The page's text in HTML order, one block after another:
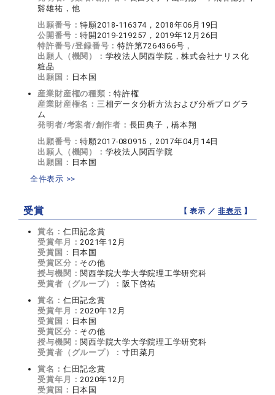
谿雄祐，他
出願番号：特願2018-116374，2018年06月19日
公開番号：特開2019-219257，2019年12月26日
特許番号/登録番号：特許第7264366号，
出願人（機関）： 学校法人関西学院，株式会社ナリス化
粧品
出願国： 日本国
産業財産権の種類：特許権
産業財産権名： 三相データ分析方法および分析プログラ
ム
発明者/考案者/創作者： 長田典子，橋本翔
出願番号：特願2017-080915，2017年04月14日
出願人（機関）： 学校法人関西学院
出願国： 日本国
全件表示 >>
受賞 【 表示 ／非表示 】
賞名： 仁田記念賞
受賞年月：2021年12月
受賞国： 日本国
受賞区分： その他
授与機関： 関西学院大学大学院理工学研究科
受賞者（グループ）： 阪下啓祐
賞名： 仁田記念賞
受賞年月：2020年12月
受賞国： 日本国
受賞区分： その他
授与機関： 関西学院大学大学院理工学研究科
受賞者（グループ）：寸田菜月
賞名： 仁田記念賞
受賞年月：2020年12月
受賞国： 日本国